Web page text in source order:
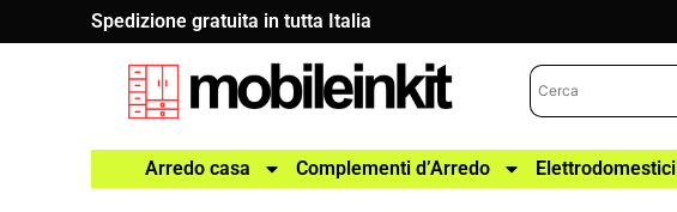
Spedizione gratuita in tutta Italia
Arredo casa Complementi d’Arredo Elettrodomestici